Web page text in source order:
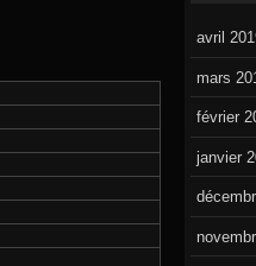
avril
mars
février
janvier